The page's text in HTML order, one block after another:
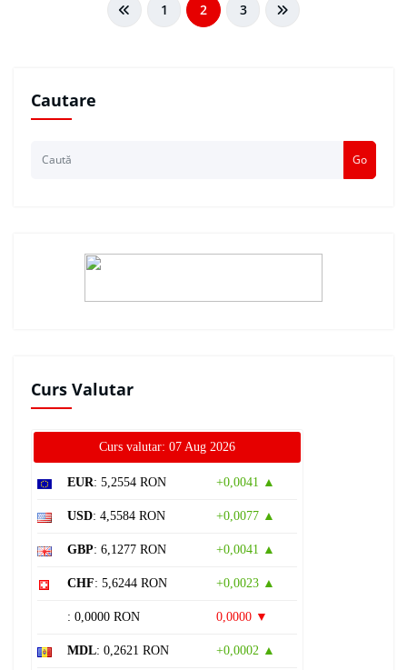
1 2 3
Cautare
Go
Curs Valutar
Curs valutar: 07 Aug 2026
EUR: 5,2554 RON +0,0041 ▲
USD: 4,5584 RON +0,0077 ▲
GBP: 6,1277 RON +0,0041 ▲
CHF: 5,6244 RON +0,0023 ▲
: 0,0000 RON 0,0000 ▼
MDL: 0,2621 RON +0,0002 ▲